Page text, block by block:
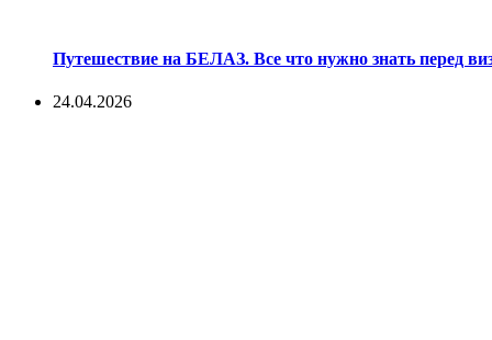
Путешествие на БЕЛАЗ. Все что нужно знать перед
24.04.2026